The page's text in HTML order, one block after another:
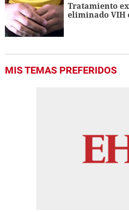
Tratamiento
eliminado VIH
MIS TEMAS PREFERIDOS